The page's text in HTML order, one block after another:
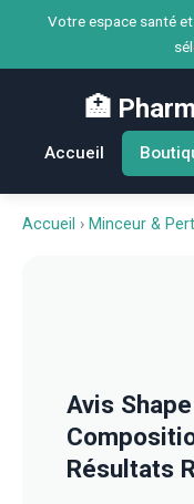
Votre espace santé
🏥
Accueil
Accueil › Minceur &
Avis
Résultats